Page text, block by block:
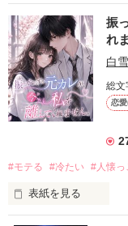
振
れ
白
総文
恋
#モテる #冷たい #人懐っ
表紙を見る